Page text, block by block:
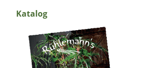
Katalog